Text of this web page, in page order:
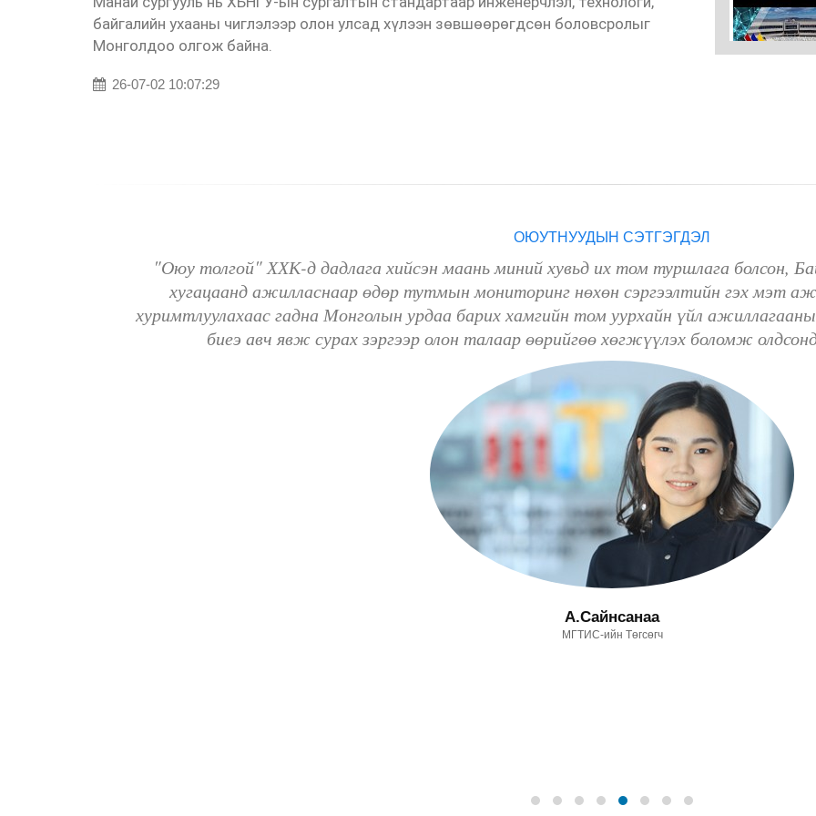
байгалийн ухааны чиглэлээр олон улсад хүлээн зөвшөөрөгдсөн боловсролыг
Монголдоо олгож байна.
26-07-02 10:07:29
нарын эрдэм
ний өдөр
ОЮУТНУУДЫН СЭТГЭГДЭЛ
"Оюу толгой" ХХК-д дадлага хийсэн маань миний хувьд их том туршлага болсон,
хугацаанд ажилласнаар өдөр тутмын мониторинг нөхөн сэргээлтийн гэх мэт
хуримтлуулахаас гадна Монголын урдаа барих хамгийн том уурхайн үйл
биеэ авч явж сурах зэргээр олон талаар өөрийгөө хөгжүүлэх боломж
А.Сайнсанаа
МГТИС-ийн Төгсөгч